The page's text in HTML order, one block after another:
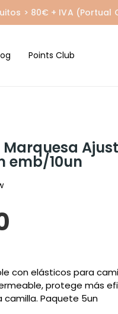
> 80€ + IVA (Portual
Points Club
Marquesa
emb/10un
con elásticos para
protege más
Paquete 5un